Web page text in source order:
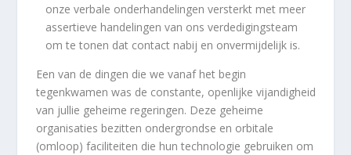
onze verbale onderhandelingen versterkt met meer
assertieve handelingen van ons verdedigingsteam
om te tonen dat contact nabij en onvermijdelijk is.
Een van de dingen die we vanaf het begin
tegenkwamen was de constante, openlijke vijandigheid
van jullie geheime regeringen. Deze geheime
organisaties bezitten ondergrondse en orbitale
(omloop) faciliteiten die hun technologie gebruiken om